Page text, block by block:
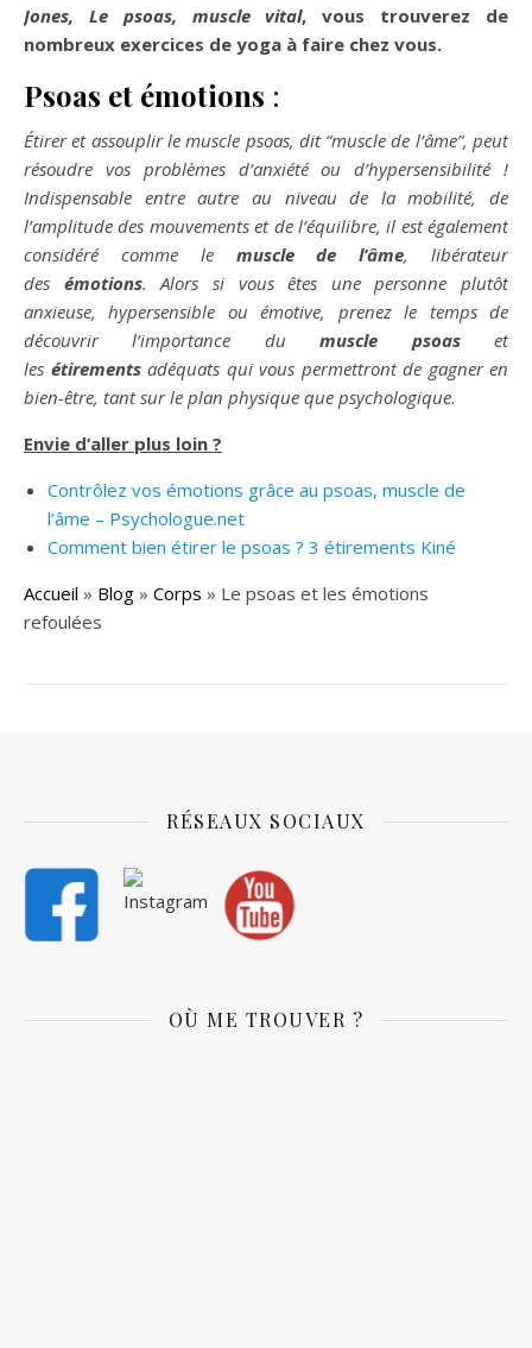
Jones, Le psoas, muscle vital, vous trouverez de
nombreux exercices de yoga à faire chez vous.
Psoas et émotions :
Étirer et assouplir le muscle psoas, dit “muscle de l’âme”, peut
résoudre vos problèmes d’anxiété ou d’hypersensibilité !
Indispensable entre autre au niveau de la mobilité, de
l’amplitude des mouvements et de l’équilibre, il est également
considéré comme le muscle de l’âme, libérateur
des émotions. Alors si vous êtes une personne plutôt
anxieuse, hypersensible ou émotive, prenez le temps de
découvrir l’importance dumuscle psoaset
les étirementsadéquats qui vous permettront de gagner en
bien-être, tant sur le plan physique que psychologique.
Envie d’aller plus loin ?
Contrôlez vos émotions grâce au psoas, muscle de
l’âme – Psychologue.net
Comment bien étirer le psoas ? 3 étirements Kiné
Accueil » Blog » Corps » Le psoas et les émotions
refoulées
RÉSEAUX SOCIAUX
OÙ ME TROUVER ?